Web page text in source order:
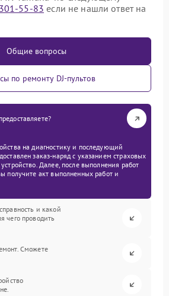
55-83 если не нашли ответ на
Общие вопросы
по ремонту DJ-пультов
на диагностику и последующий
заказ-наряд с указанием страховых
Далее, после выполнения работ
получите акт выполненных работ и
и какой
чего проводить
Сможете